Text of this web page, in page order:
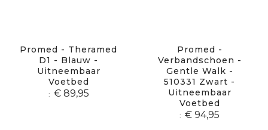
Promed - Theramed
D1 - Blauw -
Uitneembaar
Voetbed
€ 89,95
Promed -
Verbandschoen -
Gentle Walk -
510331 Zwart -
Uitneembaar
Voetbed
€ 94,95